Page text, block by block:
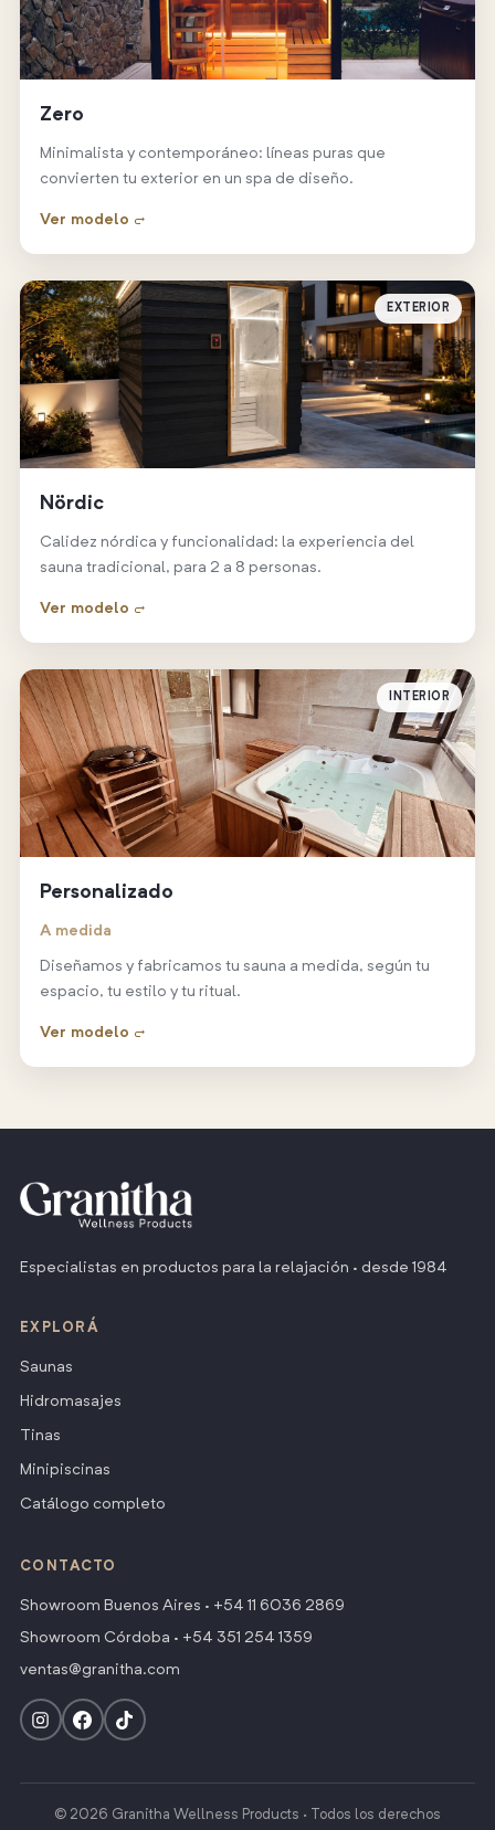
Zero
Minimalista y contemporáneo: líneas puras que
convierten tu exterior en un spa de diseño.
Ver modelo →
EXTERIOR
Nördic
Calidez nórdica y funcionalidad: la experiencia del
sauna tradicional, para 2 a 8 personas.
Ver modelo →
INTERIOR
Personalizado
A medida
Diseñamos y fabricamos tu sauna a medida, según tu
espacio, tu estilo y tu ritual.
Ver modelo →
Especialistas en productos para la relajación · desde 1984
EXPLORÁ
Saunas
Hidromasajes
Tinas
Minipiscinas
Catálogo completo
CONTACTO
Showroom Buenos Aires · +54 11 6036 2869
Showroom Córdoba · +54 351 254 1359
ventas@granitha.com
© 2026 Granitha Wellness Products · Todos los derechos